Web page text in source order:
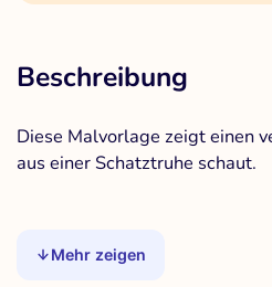
Beschreibung
Diese Malvorlage zeigt einen
aus einer Schatztruhe schaut.
Mehr zeigen